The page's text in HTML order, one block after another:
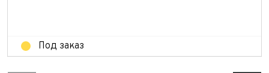
Под заказ